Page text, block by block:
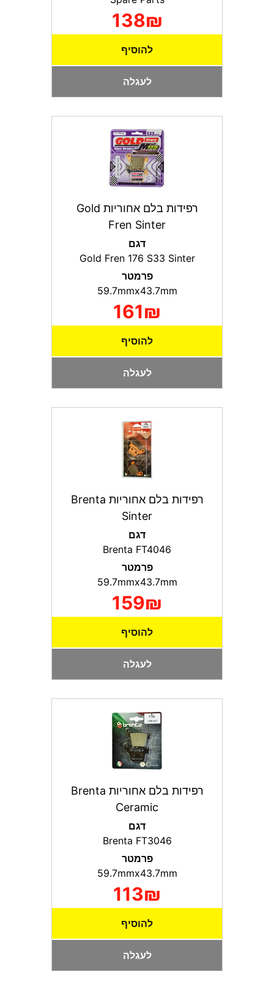
138₪
להוסיף
לעגלה
רפידות בלם אחוריות Gold
Fren Sinter
דגם
Gold Fren 176 S33 Sinter
פרמטר
161₪
להוסיף
לעגלה
רפידות בלם אחוריות Brenta
Sinter
דגם
Brenta FT4046
פרמטר
159₪
להוסיף
לעגלה
רפידות בלם אחוריות Brenta
Ceramic
דגם
Brenta FT3046
פרמטר
113₪
להוסיף
לעגלה